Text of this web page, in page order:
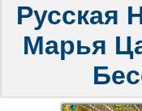
Русская
Марья